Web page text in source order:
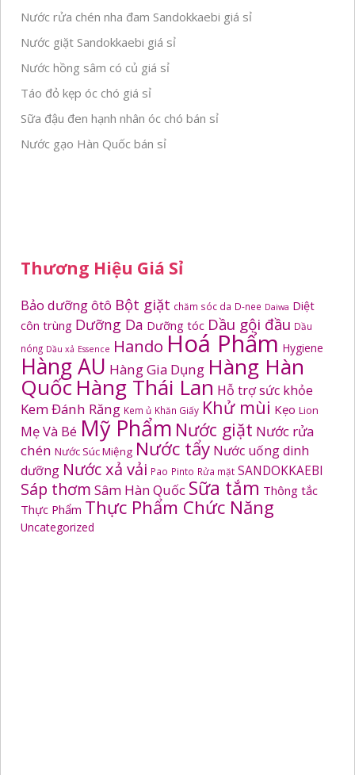
Nước rửa chén nha đam Sandokkaebi giá sỉ
Nước giặt Sandokkaebi giá sỉ
Nước hồng sâm có củ giá sỉ
Táo đỏ kẹp óc chó giá sỉ
Sữa đậu đen hạnh nhân óc chó bán sỉ
Nước gạo Hàn Quốc bán sỉ
Thương Hiệu Giá Sỉ
Bảo dưỡng ôtô Bột giặt chăm sóc da D-nee Daiwa Diệt
côn trùng Dưỡng Da Dưỡng tóc Dầu gội đầu Dầu
nóng Dầu xả Essence Hando Hoá Phẩm Hygiene
Hàng AU Hàng Gia Dụng Hàng Hàn
Quốc Hàng Thái Lan Hỗ trợ sức khỏe
Kem Đánh Răng Kem ủ Khăn Giấy Khử mùi Kẹo Lion
Mẹ Và Bé Mỹ Phẩm Nước giặt Nước rửa
chén Nước Súc Miệng Nước tẩy Nước uống dinh
dưỡng Nước xả vải Pao Pinto Rửa mặt SANDOKKAEBI
Sáp thơm Sâm Hàn Quốc Sữa tắm Thông tắc
Thực Phẩm Thực Phẩm Chức Năng
Uncategorized